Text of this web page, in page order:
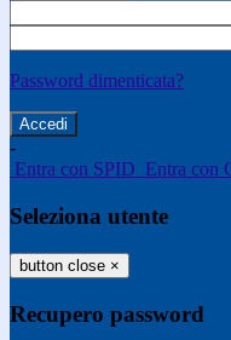
Password dimenticata?
-
Entra con SPID Entra con
Seleziona utente
button close ×
Recupero password